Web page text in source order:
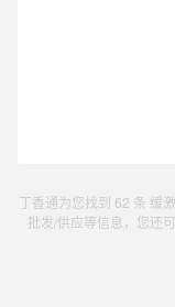
丁香通为您找到 62 条 缓
批发/供应等信息，您还